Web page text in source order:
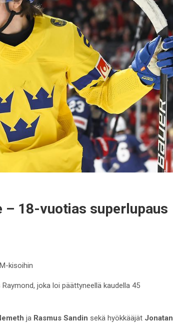
– 18-vuotias superlupaus
kisoihin
joka loi päättyneellä kaudella 45
ja Rasmus Sandin sekä hyökkääjät Jonatan